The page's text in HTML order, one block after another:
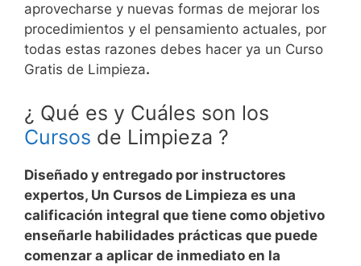
aprovecharse y nuevas formas de mejorar los
procedimientos y el pensamiento actuales, por
todas estas razones debes hacer ya un Curso
Gratis de Limpieza.
¿ Qué es y Cuáles son los
Cursos de Limpieza ?
Diseñado y entregado por instructores
expertos, Un Cursos de Limpieza es una
calificación integral que tiene como objetivo
enseñarle habilidades prácticas que puede
comenzar a aplicar de inmediato en la